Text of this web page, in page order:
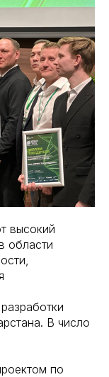
высокий
области
В число
по